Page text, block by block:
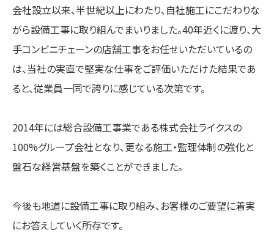
会社設立以来、半世紀以上にわたり、自社施工にこだわりな
がら設備工事に取り組んでまいりました。40年近くに渡り、大
手コンビニチェーンの店舗工事をお任せいただいているの
は、当社の実直で堅実な仕事をご評価いただけた結果であ
ると、従業員一同で誇りに感じている次第です。
2014年には総合設備工事業である株式会社ライクスの
100%グループ会社となり、更なる施工・監理体制の強化と
盤石な経営基盤を築くことができました。
今後も地道に設備工事に取り組み、お客様のご要望に着実
にお答えしていく所存です。